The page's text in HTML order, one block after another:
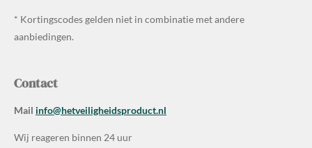
* Kortingscodes gelden niet in combinatie met andere
aanbiedingen.
Contact
Mail info@hetveiligheidsproduct.nl
Wij reageren binnen 24 uur